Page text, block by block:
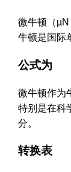
微牛顿（µN
牛顿是国际
公式为
微牛顿作为
特别是在科
分。
转换表